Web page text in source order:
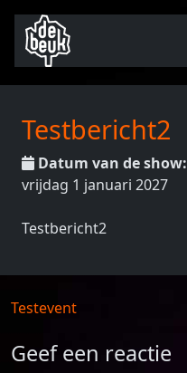
Testbericht2
Datum van de show:
vrijdag 1 januari 2027
Testbericht2
Berichtnavigatie
Testevent
Geef een reactie